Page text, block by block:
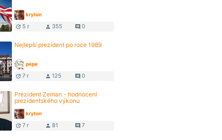
kryton
update 5 r person 355 comment 0
Nejlepší prezident po roce 1989
pepe
update 7 r person 125 comment 0
Prezident Zeman - hodnocení
prezidentského výkonu
kryton
update 7 r person 81 comment 7